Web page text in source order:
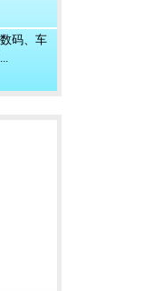
码、车